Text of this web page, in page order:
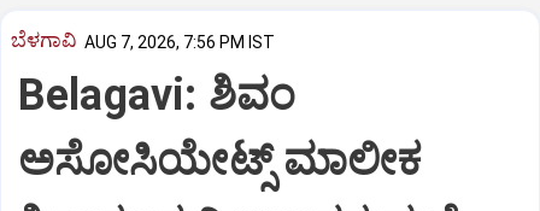
ಬೆಳಗಾವಿ AUG 7, 2026, 7:56 PM IST
Belagavi: ಶಿವಂ
ಅಸೋಸಿಯೇಟ್ಸ್ ಮಾಲೀಕ